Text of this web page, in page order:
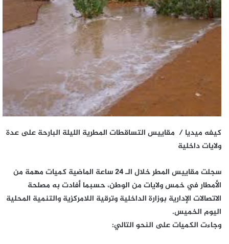
كيفه ميديا / مقاييس التساقطات المطرية الليلة البارحة على عدة
ولايات داخلية
سجلت مقاييس المطر خلال الـ 24 ساعة الماضية كميات مهمة من
الأمطار في خمس ولايات من الوطن، حسبما أفادت به مصلحة
الاتصالات الإدارية بوزارة الداخلية وترقية اللامركزية والتنمية المحلية
اليوم الخميس.
وجاءت الكميات على النحو التالي: